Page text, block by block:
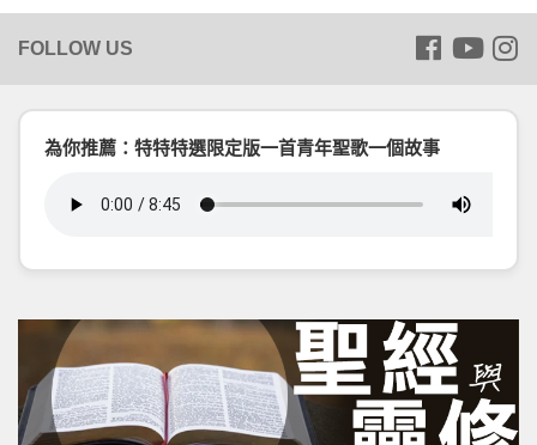
為你推薦：特特特選限定版一首青年聖歌一個故事